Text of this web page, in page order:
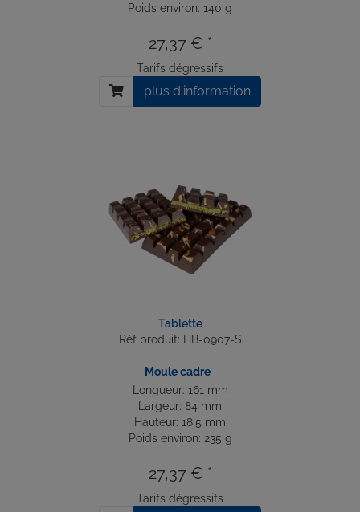
Poids environ: 140 g
27,37 € *
Tarifs dégressifs
plus d'information
Tablette
Réf produit: HB-0907-S
Moule cadre
Longueur: 161 mm
Largeur: 84 mm
Hauteur: 18.5 mm
Poids environ: 235 g
27,37 € *
Tarifs dégressifs